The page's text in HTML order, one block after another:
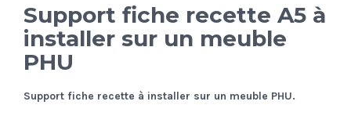
Support fiche recette A5 à
installer sur un meuble
PHU
Support fiche recette à installer sur un meuble PHU.